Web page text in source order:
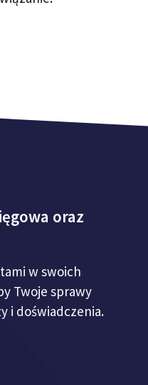
oraz
w swoich
Twoje sprawy
i doświadczenia.